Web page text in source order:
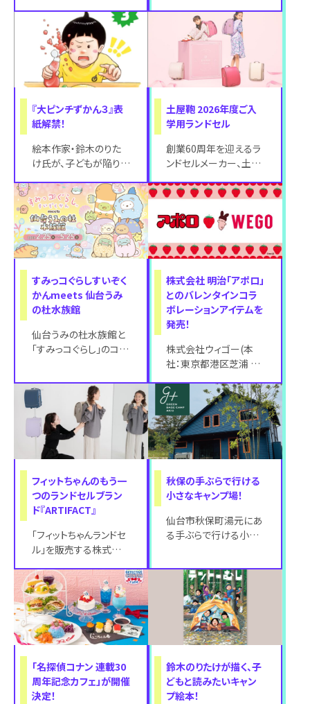
に、
絵本シリーズ最新刊『ピ
カチュウとう
『大ピンチずかん３』表
紙解禁！
絵本作家・鈴木のりた
け氏が、子どもが陥りそ
モアたっぷりに描く大ピ
ンチずかんシリ
土屋鞄 2026年度ご入
学用ランドセル
創業60周年を迎えるラ
ンドセルメーカー、土屋
ランドセル、オリジナル
すみっコぐらしすいぞく
かんmeets 仙台うみ
の杜水族館
仙台うみの杜水族館と
「すみっコぐらし」のコラ
meets
株式会社 明治「アポロ」
とのバレンタインコラ
ボレーションアイテムを
発売！
株式会社ウィゴー(本
社：東京都港区芝浦 代
輔) では、株式会社 明
治のロングセラ
フィットちゃんのもう一
つのランドセルブラン
ド『ARTIFACT』
「フィットちゃんランドセ
ル」を販売する株式会
る、もうひとつのランド
セルブランド「
秋保の手ぶらで行ける
小さなキャンプ場！
仙台市秋保町湯元にあ
る手ぶらで行ける小さ
「名探偵コナン 連載30
周年記念カフェ」が開催
決定！
鈴木のりたけが描く、子
どもと読みたいキャン
プ絵本！